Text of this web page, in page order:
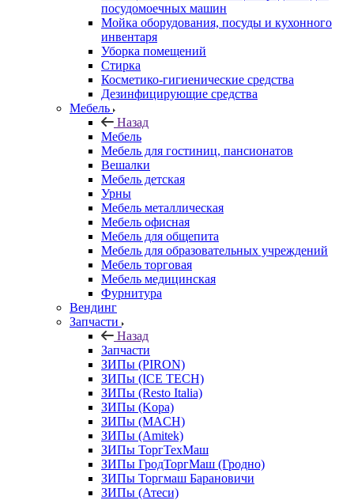
посудомоечных машин
Мойка оборудования, посуды и кухонного
инвентаря
Уборка помещений
Стирка
Косметико-гигиенические средства
Дезинфицирующие средства
Мебель
Назад
Мебель
Мебель для гостиниц, пансионатов
Вешалки
Мебель детская
Урны
Мебель металлическая
Мебель офисная
Мебель для общепита
Мебель для образовательных учреждений
Мебель торговая
Мебель медицинская
Фурнитура
Вендинг
Запчасти
Назад
Запчасти
ЗИПы (PIRON)
ЗИПы (ICE TECH)
ЗИПы (Resto Italia)
ЗИПы (Kopa)
ЗИПы (MACH)
ЗИПы (Amitek)
ЗИПы ТоргТехМаш
ЗИПы ГродТоргМаш (Гродно)
ЗИПы Торгмаш Барановичи
ЗИПы (Атеси)